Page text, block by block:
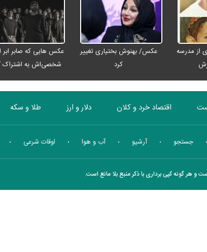
از مدرسه
عکس/ بهنوش بختیاری تغییر
کرد
عکس هایی که صابر ابر
شخصی‌اش به اشتراک
اقتصاد خرد و کلان دلار و ارز طلا و سکه
بورس انرژی چندرسانه ای منهای اقتصاد جستجو آرشیو آب و هوا اوقات شرعی